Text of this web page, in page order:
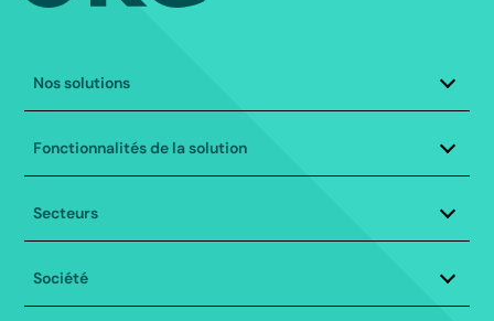
Footer
||
fr-
CA
Nos solutions
Gestion des effectifs
Paie à l’échelle mondiale
Produits
UKG Pro
UKG Pro Workforce Management
Fonctionnalités de la solution
Conformité
Gestion des talents
HR Service Delivery
Heures et présences
Secteurs
Fabrication
Logistique et distribution
Société